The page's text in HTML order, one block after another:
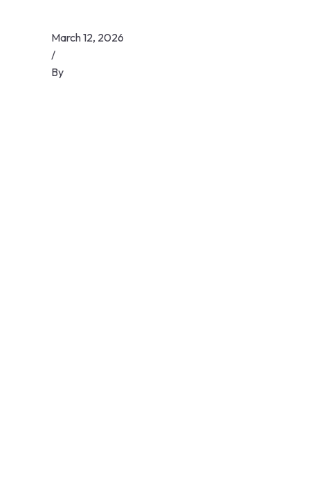
March 12, 2026
/
By